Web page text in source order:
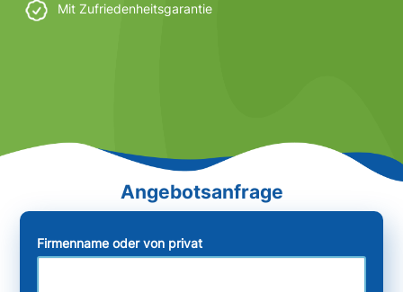
Mit Zufriedenheitsgarantie
Firmenname oder von privat